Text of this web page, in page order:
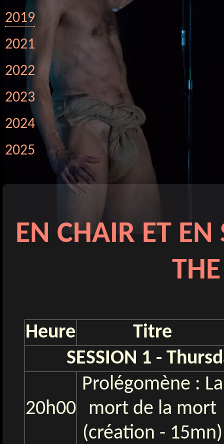
2019
2021
2022
2023
2024
2025
EN CHAIR ET
Heure
Titre
SESSION 1 -
20h00
Prolégomène : La
mort de la mort
(création - 15mn)